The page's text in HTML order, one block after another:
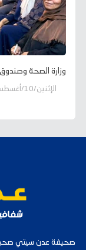
وزارة الصحة وصندوق
الإثنين/10/أغسطس/2026 - 09:57 ص
صحيفة عدن سيتي صحيفة